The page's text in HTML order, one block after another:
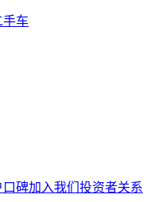
手车
口碑加入我们 投资者关系